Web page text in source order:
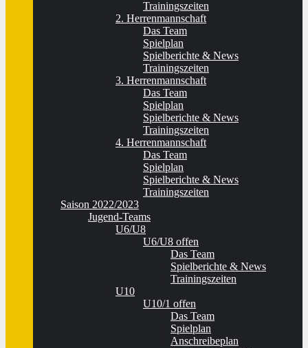
Trainingszeiten
2. Herrenmannschaft
Das Team
Spielplan
Spielberichte & News
Trainingszeiten
3. Herrenmannschaft
Das Team
Spielplan
Spielberichte & News
Trainingszeiten
4. Herrenmannschaft
Das Team
Spielplan
Spielberichte & News
Trainingszeiten
Saison 2022/2023
Jugend-Teams
U6/U8
U6/U8 offen
Das Team
Spielberichte & News
Trainingszeiten
U10
U10/1 offen
Das Team
Spielplan
Anschreibeplan